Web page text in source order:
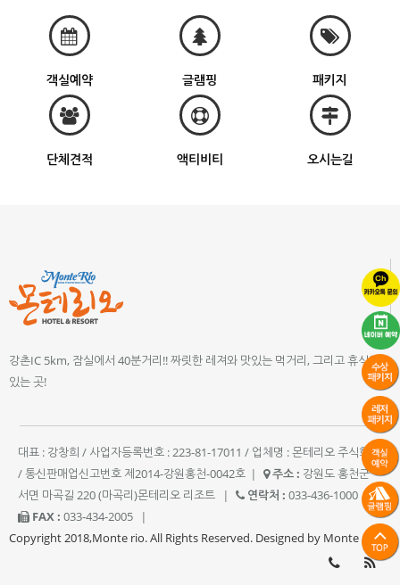
객실예약 글램핑 패키지
단체견적 액티비티 오시는길
강촌IC 5km, 잠실에서 40분거리!! 짜릿한 레져와 맛있는 먹거리, 그리고 휴식이
있는 곳!
대표 : 강창희 / 사업자등록번호 : 223-81-17011 / 업체명 : 몬테리오 주식회사
/ 통신판매업신고번호 제2014-강원홍천-0042호 | 주소 : 강원도 홍천군
서면 마곡길 220 (마곡리)몬테리오 리조트
| 연락처 : 033-436-1000
|
FAX : 033-434-2005
|
Copyright 2018,Monte rio. All Rights Reserved. Designed by Monte rio.